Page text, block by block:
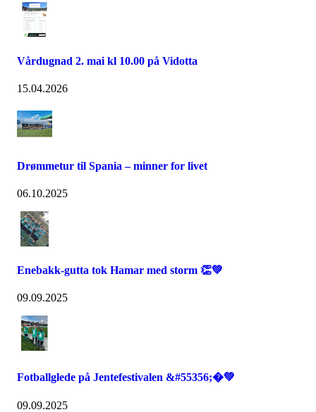
Vårdugnad 2. mai kl 10.00 på Vidotta
15.04.2026
Drømmetur til Spania – minner for livet
06.10.2025
Enebakk-gutta tok Hamar med storm 👏💚
09.09.2025
Fotballglede på Jentefestivalen &#55356;�💚
09.09.2025